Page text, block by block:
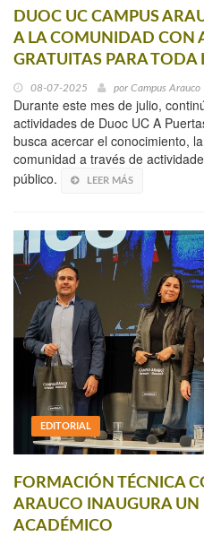
DUOC UC CAMPUS
A LA COMUNIDAD CON
GRATUITAS PARA TODA
08-07-2025 por Campus Arauco
Durante este mes de julio,
actividades de Duoc UC A
busca acercar el conocimiento,
comunidad a través de
público.
LEER MÁS
EDITORIAL
FORMACIÓN TÉCNICA
ARAUCO INAUGURA
ACADÉMICO